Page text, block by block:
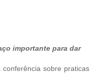
importante para dar
sobre praticas